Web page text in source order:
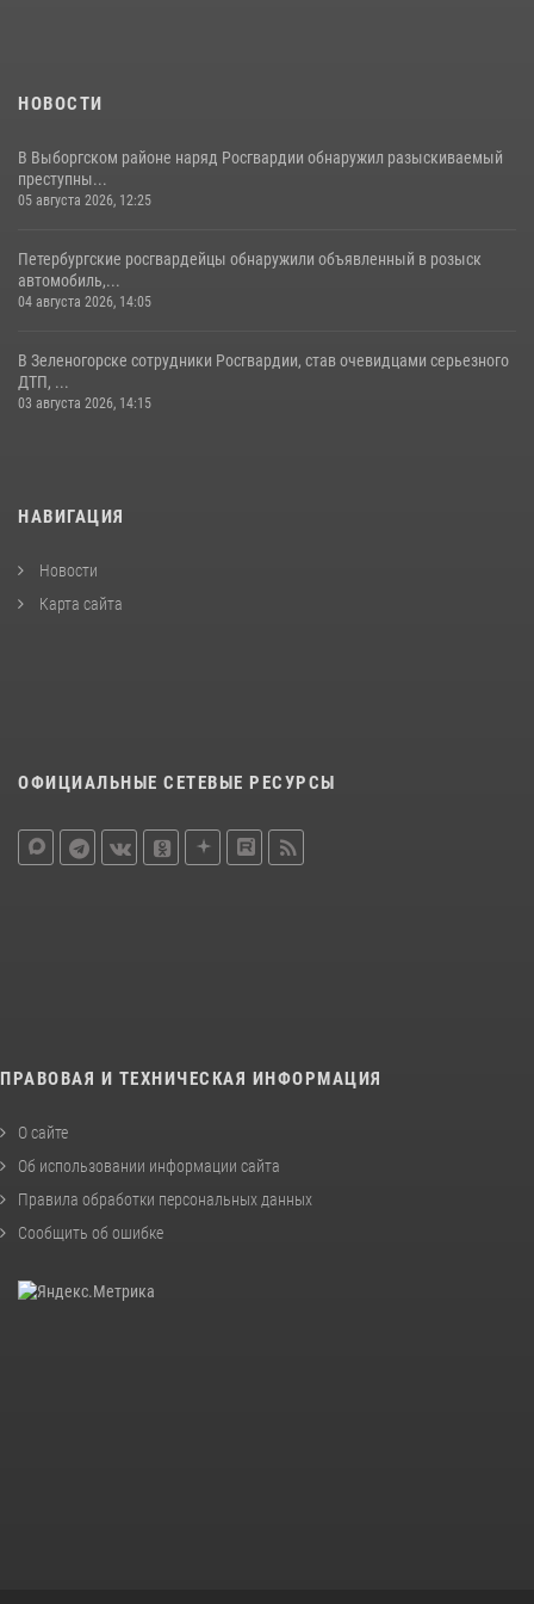
НОВОСТИ
В Выборгском районе наряд Росгвардии обнаружил разыскиваемый
преступны...
05 августа 2026, 12:25
Петербургские росгвардейцы обнаружили объявленный в розыск
автомобиль,...
04 августа 2026, 14:05
В Зеленогорске сотрудники Росгвардии, став очевидцами серьезного
ДТП, ...
03 августа 2026, 14:15
НАВИГАЦИЯ
Новости
Карта сайта
ОФИЦИАЛЬНЫЕ СЕТЕВЫЕ РЕСУРСЫ
ПРАВОВАЯ И ТЕХНИЧЕСКАЯ ИНФОРМАЦИЯ
О сайте
Об использовании информации сайта
Правила обработки персональных данных
Сообщить об ошибке